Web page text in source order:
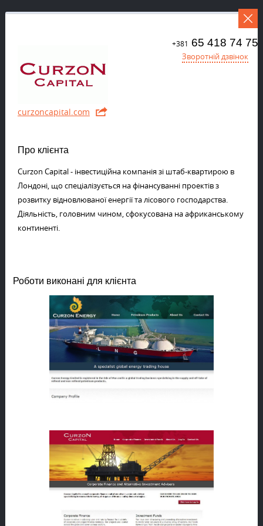
curzoncapital.com
Про клієнта
Curzon Capital - інвестиційна компанія зі штаб-квартирою в
Лондоні, що спеціалізується на фінансуванні проектів з
розвитку відновлюваної енергії та лісового господарства.
Діяльність, головним чином, сфокусована на африканському
континенті.
+381 65 418 74 75
Зворотній дзвінок
Роботи виконані для клієнта